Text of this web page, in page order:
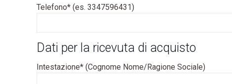
Telefono* (es. 3347596431)
Dati per la ricevuta di acquisto
Intestazione* (Cognome Nome/Ragione Sociale)